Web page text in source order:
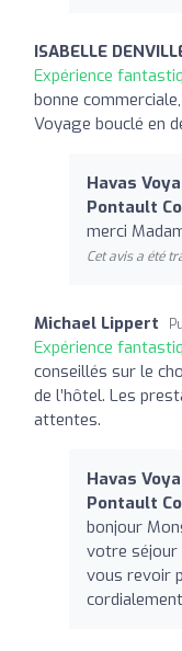
ISABELLE
Expérience
bonne
Voyage bouclé en
Havas
Pontault
merci
Cet avis a été
Michael Lippert
Expérience
conseillés sur le
de l’hôtel. Les
attentes.
Havas
Pontault
bonjour
votre séjour
vous revoir